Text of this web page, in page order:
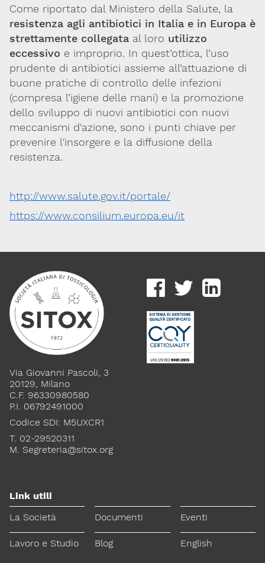
Come riportato dal Ministero della Salute, la
resistenza agli antibiotici in Italia e in Europa è
strettamente collegata al loro utilizzo
eccessivo e improprio. In quest’ottica, l’uso
prudente di antibiotici assieme all’attuazione di
buone pratiche di controllo delle infezioni
(compresa l’igiene delle mani) e la promozione
dello sviluppo di nuovi antibiotici con nuovi
meccanismi d'azione, sono i punti chiave per
prevenire l'insorgere e la diffusione della
resistenza.
http://www.salute.gov.it/portale/
https://www.consilium.europa.eu/it
Via Giovanni Pascoli, 3
20129, Milano
C.F. 96330980580
P.I. 06792491000
Codice SDI: M5UXCR1
T. 02-29520311
M. Segreteria@sitox.org
Link utili
La Società
Documenti Eventi
Lavoro e Studio Blog English